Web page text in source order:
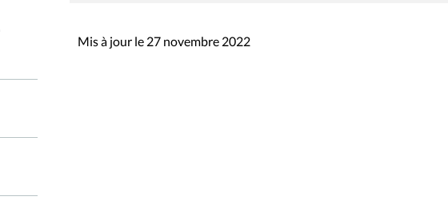
Mis à jour le 27 novembre 2022